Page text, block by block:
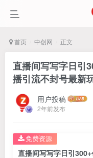
首页 中创网 正文
直播间写写字日引
播引流不封号最新
用户投稿
2年前发布
免费资源